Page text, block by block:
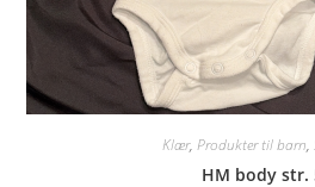
Klær, Produkter til barn,
HM body str.